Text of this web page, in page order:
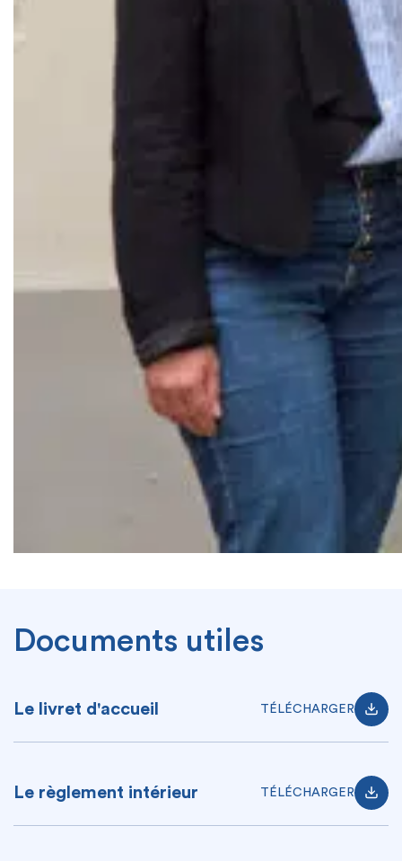
Documents utiles
Le livret d'accueil TÉLÉCHARGER
Le règlement intérieur TÉLÉCHARGER